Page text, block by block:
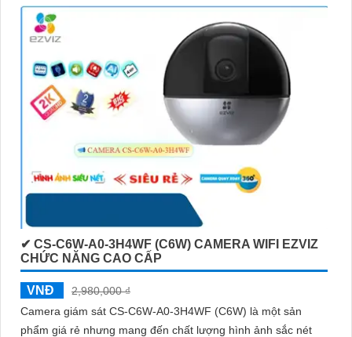
✔ CS-C6W-A0-3H4WF (C6W) CAMERA WIFI EZVIZ
CHỨC NĂNG CAO CẤP
VNĐ
2,980,000 ₫
Camera giám sát CS-C6W-A0-3H4WF (C6W) là một sản
phẩm giá rẻ nhưng mang đến chất lượng hình ảnh sắc nét